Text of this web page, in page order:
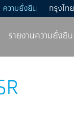
ความยั่งยืน กรุงไท
รายงานความยั่งยืน